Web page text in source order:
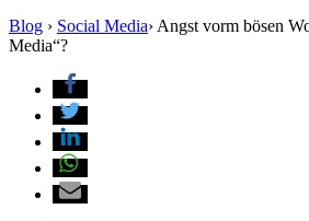
Blog › Social Media› Angst vorm bösen
Media“?